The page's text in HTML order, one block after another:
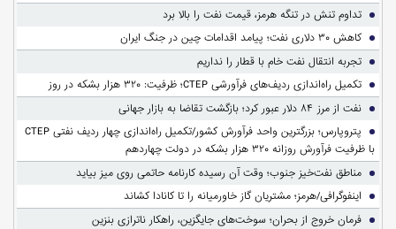
تداوم تنش در تنگه هرمز، قیمت نفت را بالا برد
کاهش ۳۰ دلاری نفت؛ پیامد اقدامات چین در جنگ ایران
تجربه انتقال نفت خام با قطار را نداریم
تکمیل راه‌اندازی ردیف‌های فرآورشی CTEP؛ ظرفیت: ۳۲۰ هزار بشکه در روز
نفت از مرز ۸۴ دلار عبور کرد؛ بازگشت تقاضا به بازار جهانی
پتروپارس؛ بزرگترین واحد فرآورش کشور/تکمیل راه‌اندازی چهار ردیف نفتی CTEP
با ظرفیت فرآورش روزانه ۳۲۰ هزار بشکه در دولت چهاردهم
مناطق نفت‌خیز جنوب؛ وقت آن رسیده کارنامه حاتمی روی میز بیاید
اینفوگرافی/هرمز؛ مشتریان گاز خاورمیانه را تا کانادا کشاند
فرمان خروج از بحران؛ سوخت‌های جایگزین، راهکار ناترازی بنزین